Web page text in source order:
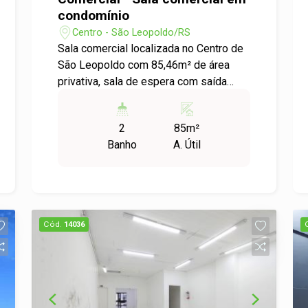
condomínio
Centro - São Leopoldo/RS
Sala comercial localizada no Centro de
São Leopoldo com 85,46m² de área
privativa, sala de espera com saída
com elevador e porteiro eletrônico.
Entre em contato e agende sua visita!
2
Banho
85m²
A. Útil
Cód. 14036